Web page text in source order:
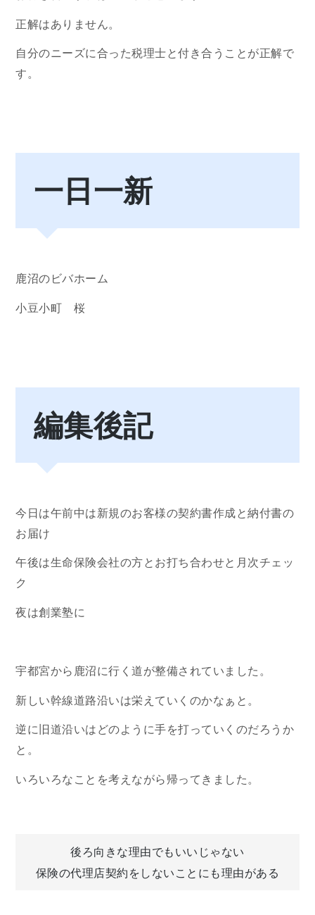
正解はありません。
自分のニーズに合った税理士と付き合うことが正解で
す。
一日一新
鹿沼のビバホーム
小豆小町 桜
編集後記
今日は午前中は新規のお客様の契約書作成と納付書の
お届け
午後は生命保険会社の方とお打ち合わせと月次チェッ
ク
夜は創業塾に
宇都宮から鹿沼に行く道が整備されていました。
新しい幹線道路沿いは栄えていくのかなぁと。
逆に旧道沿いはどのように手を打っていくのだろうか
と。
いろいろなことを考えながら帰ってきました。
投
後ろ向きな理由でもいいじゃない
保険の代理店契約をしないことにも理由がある